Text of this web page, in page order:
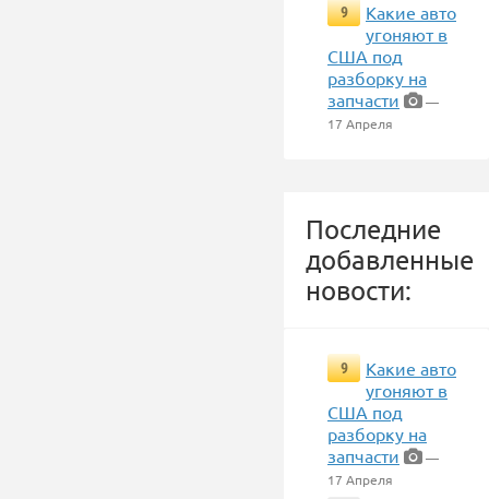
9
Какие авто
угоняют в
США под
разборку на
запчасти
—
17 Апреля
Последние
добавленные
новости:
9
Какие авто
угоняют в
США под
разборку на
запчасти
—
17 Апреля